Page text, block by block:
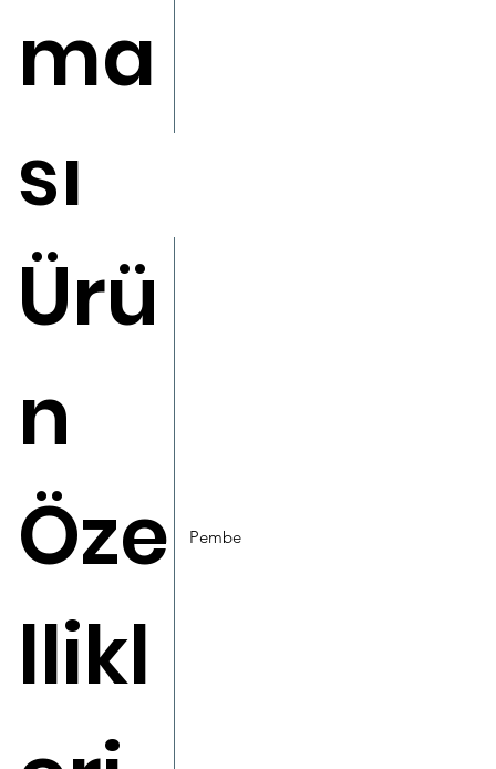
ma
sı
Ürü
n
Öze
llikl
Pembe